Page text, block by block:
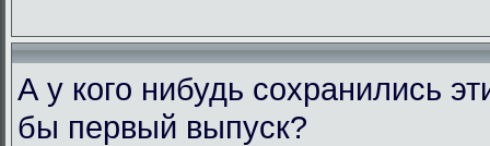
А у кого нибудь сохранились
бы первый выпуск?